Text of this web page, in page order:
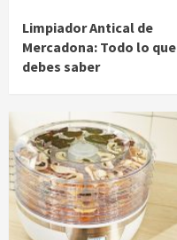
Limpiador Antical de
Mercadona: Todo lo que
debes saber